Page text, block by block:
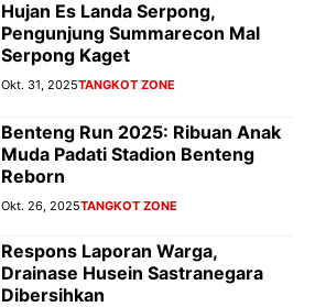
Hujan Es Landa Serpong,
Pengunjung Summarecon Mal
Serpong Kaget
Okt. 31, 2025TANGKOT ZONE
Benteng Run 2025: Ribuan Anak
Muda Padati Stadion Benteng
Reborn
Okt. 26, 2025TANGKOT ZONE
Respons Laporan Warga,
Drainase Husein Sastranegara
Dibersihkan